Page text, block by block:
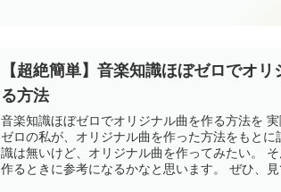
【超絶簡単】音楽知識ほぼゼロでオリ
る方法
音楽知識ほぼゼロでオリジナル曲を作る方法を
ゼロの私が、オリジナル曲を作った方法をもとに
識は無いけど、オリジナル曲を作ってみたい。
作るときに参考になるかなと思います。 ぜひ、見